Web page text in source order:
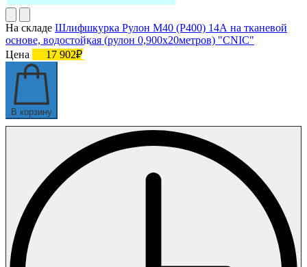
На складе Шлифшкурка Рулон М40 (P400) 14А на тканевой
основе, водостойкая (рулон 0,900х20метров) "CNIC"
Цена
17 902₽
В корзину